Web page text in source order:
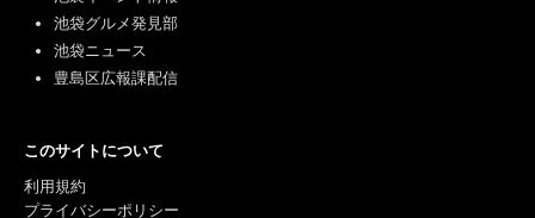
池袋グルメ発見部
池袋ニュース
豊島区広報課配信
このサイトについて
利用規約
プライバシーポリシー